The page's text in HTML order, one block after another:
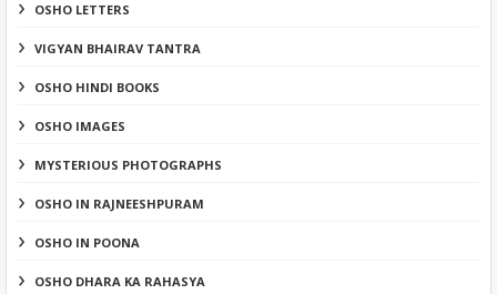
OSHO LETTERS
VIGYAN BHAIRAV TANTRA
OSHO HINDI BOOKS
OSHO IMAGES
MYSTERIOUS PHOTOGRAPHS
OSHO IN RAJNEESHPURAM
OSHO IN POONA
OSHO DHARA KA RAHASYA